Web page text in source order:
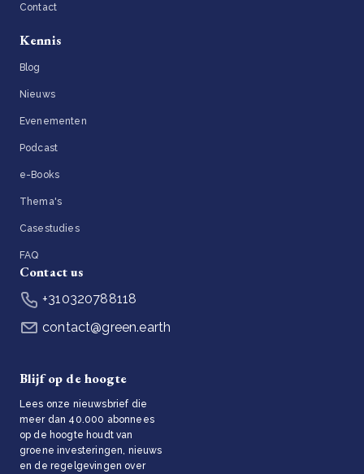
Contact
Kennis
Blog
Nieuws
Evenementen
Podcast
e-Books
Thema's
Casestudies
FAQ
Contact us
+310320788118
contact@green.earth
Blijf op de hoogte
Lees onze nieuwsbrief die
meer dan 40.000 abonnees
op de hoogte houdt van
groene investeringen, nieuws
en de regelgevingen over